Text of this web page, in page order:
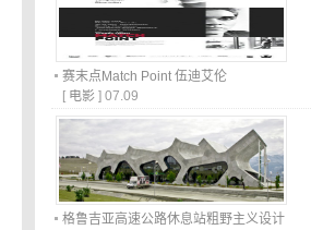
赛末点Match Point 伍迪艾伦
[ 电影 ] 07.09
格鲁吉亚高速公路休息站粗野主义设计